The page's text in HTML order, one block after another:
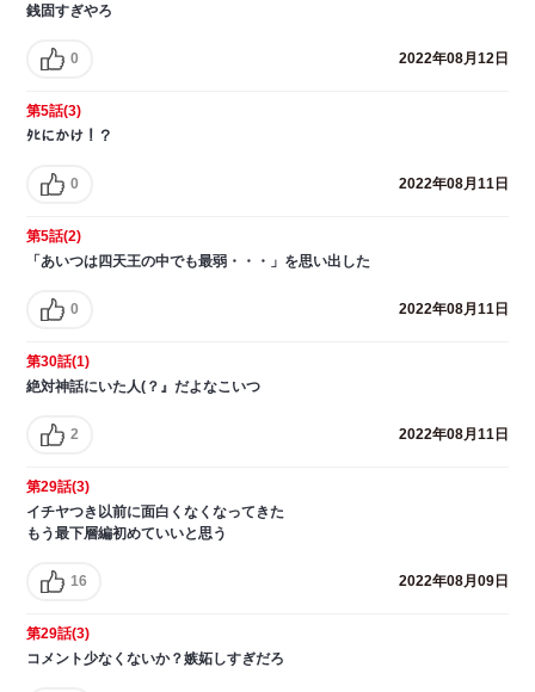
銭固すぎやろ
0 2022年08月12日
第5話(3)
ﾀﾋにかけ！？
0 2022年08月11日
第5話(2)
「あいつは四天王の中でも最弱・・・」を思い出した
0 2022年08月11日
第30話(1)
絶対神話にいた人(？』だよなこいつ
2 2022年08月11日
第29話(3)
イチヤつき以前に面白くなくなってきた
もう最下層編初めていいと思う
16 2022年08月09日
第29話(3)
コメント少なくないか？嫉妬しすぎだろ